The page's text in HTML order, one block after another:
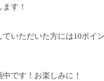
す！
いただいた方には10ポイン
です！お楽しみに！